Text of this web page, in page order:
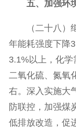
五、加强环
（二十八
年能耗强度下降
3.1%以上，化学
二氧化硫、氮氧
右。深入实施大
防联控，加强煤
低排放改造，促